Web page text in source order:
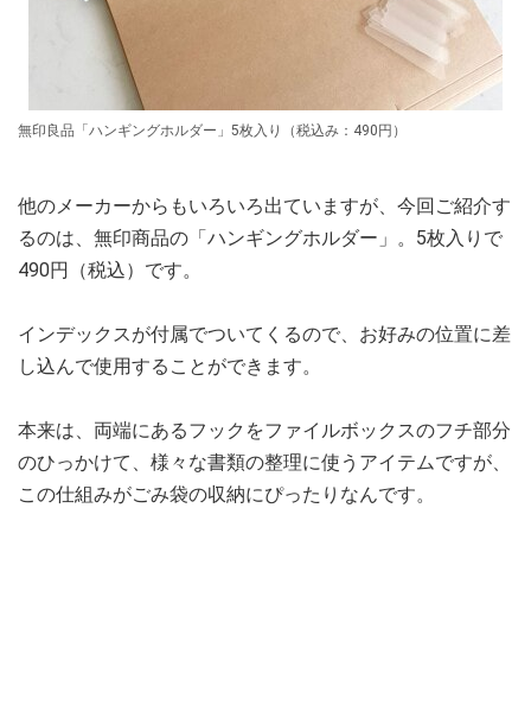
無印良品「ハンギングホルダー」5枚入り（税込み：490円）
他のメーカーからもいろいろ出ていますが、今回ご紹介す
るのは、無印商品の「ハンギングホルダー」。5枚入りで
490円（税込）です。
インデックスが付属でついてくるので、お好みの位置に差
し込んで使用することができます。
本来は、両端にあるフックをファイルボックスのフチ部分
のひっかけて、様々な書類の整理に使うアイテムですが、
この仕組みがごみ袋の収納にぴったりなんです。